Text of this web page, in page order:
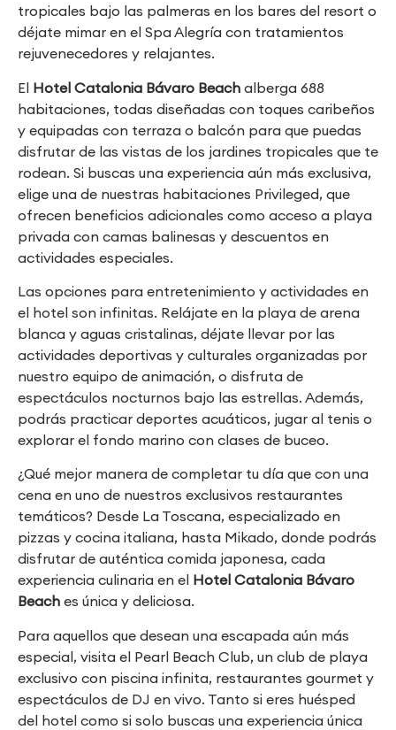
tropicales bajo las palmeras en los bares del resort o
déjate mimar en el Spa Alegría con tratamientos
rejuvenecedores y relajantes.
El Hotel Catalonia Bávaro Beach alberga 688
habitaciones, todas diseñadas con toques caribeños
y equipadas con terraza o balcón para que puedas
disfrutar de las vistas de los jardines tropicales que te
rodean. Si buscas una experiencia aún más exclusiva,
elige una de nuestras habitaciones Privileged, que
ofrecen beneficios adicionales como acceso a playa
privada con camas balinesas y descuentos en
actividades especiales.
Las opciones para entretenimiento y actividades en
el hotel son infinitas. Relájate en la playa de arena
blanca y aguas cristalinas, déjate llevar por las
actividades deportivas y culturales organizadas por
nuestro equipo de animación, o disfruta de
espectáculos nocturnos bajo las estrellas. Además,
podrás practicar deportes acuáticos, jugar al tenis o
explorar el fondo marino con clases de buceo.
¿Qué mejor manera de completar tu día que con una
cena en uno de nuestros exclusivos restaurantes
temáticos? Desde La Toscana, especializado en
pizzas y cocina italiana, hasta Mikado, donde podrás
disfrutar de auténtica comida japonesa, cada
experiencia culinaria en el Hotel Catalonia Bávaro
Beach es única y deliciosa.
Para aquellos que desean una escapada aún más
especial, visita el Pearl Beach Club, un club de playa
exclusivo con piscina infinita, restaurantes gourmet y
espectáculos de DJ en vivo. Tanto si eres huésped
del hotel como si solo buscas una experiencia única